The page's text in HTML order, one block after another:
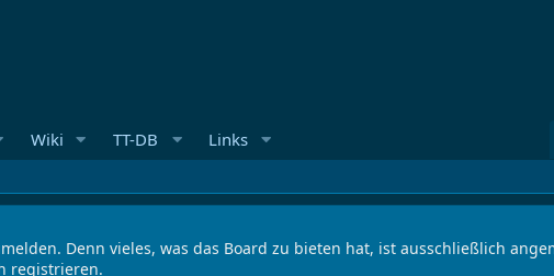
Wiki TT-DB Links
Denn vieles, was das Board zu bieten hat, ist ausschließlich
registrieren.